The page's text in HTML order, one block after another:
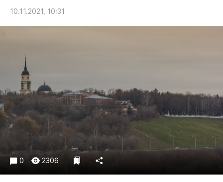
Благоустройство
Общество
Погода
Праздники
Происшествия
Спорт
Экономика и бизнес
ПРОЕКТЫ
10.11.2021, 10:31
0 2306